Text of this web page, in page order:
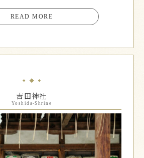
READ MORE
吉田神社
Yoshida-Shrine